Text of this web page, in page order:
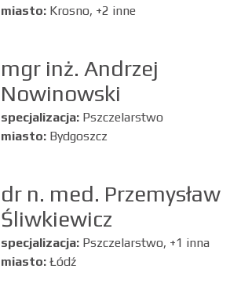
miasto: Krosno, +2 inne
mgr inż. Andrzej
Nowinowski
specjalizacja: Pszczelarstwo
miasto: Bydgoszcz
dr n. med. Przemysław
Śliwkiewicz
specjalizacja: Pszczelarstwo, +1 inna
miasto: Łódź